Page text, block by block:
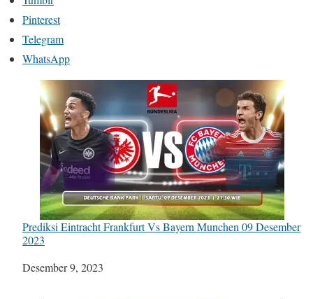
Pinterest
Telegram
WhatsApp
Prediksi Eintracht Frankfurt Vs Bayern Munchen 09 Desember
2023
Tanggal
Desember 9, 2023